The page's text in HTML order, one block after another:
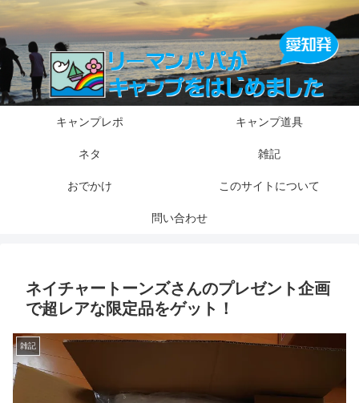
キャンプレポ キャンプ道具
ネタ 雑記
おでかけ このサイトについて
問い合わせ
ネイチャートーンズさんのプレゼント企画
で超レアな限定品をゲット！
雑記